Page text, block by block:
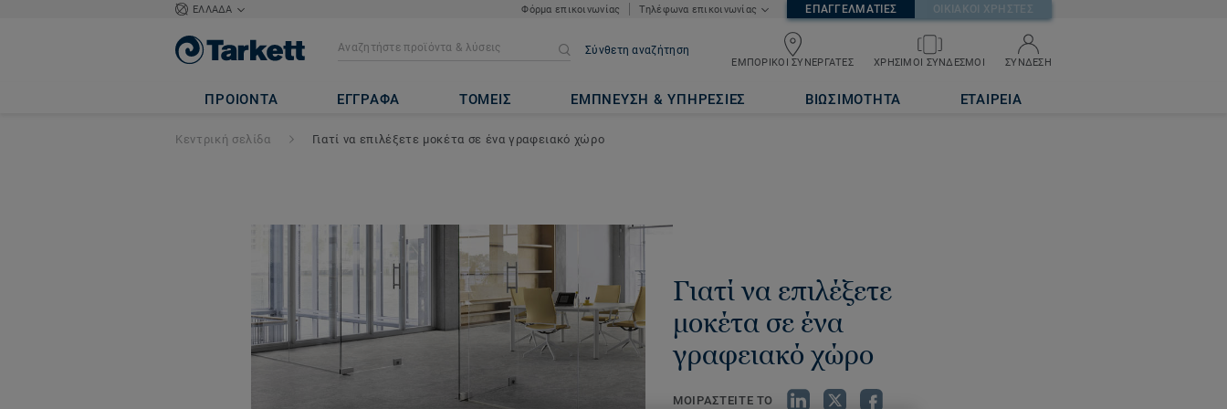
ΕΛΛΑΔΑ Φόρμα επικοινωνίας Τηλέφωνα επικοινωνίας ΕΠΑΓΓΕΛΜΑΤΙΕΣ ΟΙΚΙΑΚΟΙ ΧΡΗΣΤΕΣ
Σύνθετη αναζήτηση
ΕΜΠΟΡΙΚΟΙ ΣΥΝΕΡΓΑΤΕΣ ΧΡΗΣΙΜΟΙ ΣΥΝΔΕΣΜΟΙ ΣΥΝΔΕΣΗ
ΠΡΟΙΟΝΤΑ ΕΓΓΡΑΦΑ ΤΟΜΕΙΣ ΕΜΠΝΕΥΣΗ & ΥΠΗΡΕΣΙΕΣ ΒΙΩΣΙΜΟΤΗΤΑ ΕΤΑΙΡΕΙΑ
Κεντρική σελίδα Γιατί να επιλέξετε μοκέτα σε ένα γραφειακό χώρο
Γιατί να επιλέξετε
μοκέτα σε ένα
γραφειακό χώρο
ΜΟΙΡΑΣΤΕΙΤΕ ΤΟ